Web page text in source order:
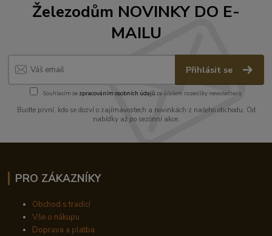
Železodům NOVINKY DO E-
MAILU
Přihlásit se
Souhlasím se zpracováním osobních údajůza účelem rozesílky newsletteru.
Buďte první, kdo se dozví o zajímavostech a novinkách z našeho obchodu. Od
nabídky až po sezónní akce.
PRO ZÁKAZNÍKY
Obchod s tradicí
Vše o nákupu
Doprava a platba